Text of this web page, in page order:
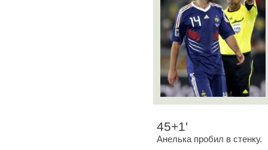
45+1'
Анелька пробил в стенку.